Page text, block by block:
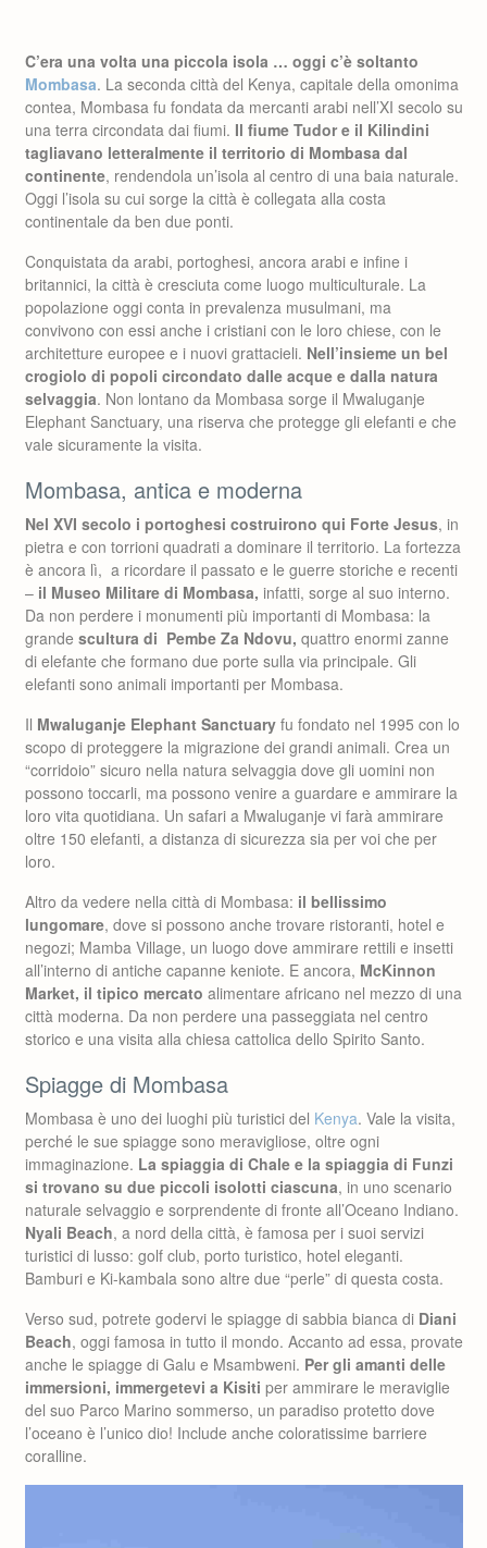
C’era una volta una piccola isola … oggi c’è soltanto
Mombasa. La seconda città del Kenya, capitale della omonima
contea, Mombasa fu fondata da mercanti arabi nell’XI secolo su
una terra circondata dai fiumi. Il fiume Tudor e il Kilindini
tagliavano letteralmente il territorio di Mombasa dal
continente, rendendola un’isola al centro di una baia naturale.
Oggi l’isola su cui sorge la città è collegata alla costa
continentale da ben due ponti.
Conquistata da arabi, portoghesi, ancora arabi e infine i
britannici, la città è cresciuta come luogo multiculturale. La
popolazione oggi conta in prevalenza musulmani, ma
convivono con essi anche i cristiani con le loro chiese, con le
architetture europee e i nuovi grattacieli. Nell’insieme un bel
crogiolo di popoli circondato dalle acque e dalla natura
selvaggia. Non lontano da Mombasa sorge il Mwaluganje
Elephant Sanctuary, una riserva che protegge gli elefanti e che
vale sicuramente la visita.
Mombasa, antica e moderna
Nel XVI secolo i portoghesi costruirono qui Forte Jesus, in
pietra e con torrioni quadrati a dominare il territorio. La fortezza
è ancora lì, a ricordare il passato e le guerre storiche e recenti
– il Museo Militare di Mombasa, infatti, sorge al suo interno.
Da non perdere i monumenti più importanti di Mombasa: la
grande scultura di Pembe Za Ndovu, quattro enormi zanne
di elefante che formano due porte sulla via principale. Gli
elefanti sono animali importanti per Mombasa.
Il Mwaluganje Elephant Sanctuary fu fondato nel 1995 con lo
scopo di proteggere la migrazione dei grandi animali. Crea un
“corridoio” sicuro nella natura selvaggia dove gli uomini non
possono toccarli, ma possono venire a guardare e ammirare la
loro vita quotidiana. Un safari a Mwaluganje vi farà ammirare
oltre 150 elefanti, a distanza di sicurezza sia per voi che per
loro.
Altro da vedere nella città di Mombasa: il bellissimo
lungomare, dove si possono anche trovare ristoranti, hotel e
negozi; Mamba Village, un luogo dove ammirare rettili e insetti
all’interno di antiche capanne keniote. E ancora, McKinnon
Market, il tipico mercato alimentare africano nel mezzo di una
città moderna. Da non perdere una passeggiata nel centro
storico e una visita alla chiesa cattolica dello Spirito Santo.
Spiagge di Mombasa
Mombasa è uno dei luoghi più turistici del Kenya. Vale la visita,
perché le sue spiagge sono meravigliose, oltre ogni
immaginazione. La spiaggia di Chale e la spiaggia di Funzi
si trovano su due piccoli isolotti ciascuna, in uno scenario
naturale selvaggio e sorprendente di fronte all’Oceano Indiano.
Nyali Beach, a nord della città, è famosa per i suoi servizi
turistici di lusso: golf club, porto turistico, hotel eleganti.
Bamburi e Ki-kambala sono altre due “perle” di questa costa.
Verso sud, potrete godervi le spiagge di sabbia bianca di Diani
Beach, oggi famosa in tutto il mondo. Accanto ad essa, provate
anche le spiagge di Galu e Msambweni. Per gli amanti delle
immersioni, immergetevi a Kisiti per ammirare le meraviglie
del suo Parco Marino sommerso, un paradiso protetto dove
l’oceano è l’unico dio! Include anche coloratissime barriere
coralline.